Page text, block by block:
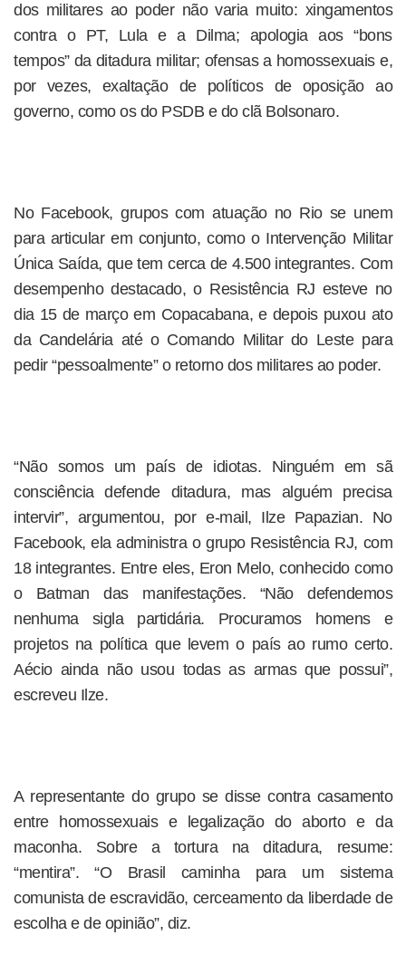
dos militares ao poder não varia muito: xingamentos
contra o PT, Lula e a Dilma; apologia aos “bons
tempos” da ditadura militar; ofensas a homossexuais e,
por vezes, exaltação de políticos de oposição ao
governo, como os do PSDB e do clã Bolsonaro.
No Facebook, grupos com atuação no Rio se unem
para articular em conjunto, como o Intervenção Militar
Única Saída, que tem cerca de 4.500 integrantes. Com
desempenho destacado, o Resistência RJ esteve no
dia 15 de março em Copacabana, e depois puxou ato
da Candelária até o Comando Militar do Leste para
pedir “pessoalmente” o retorno dos militares ao poder.
“Não somos um país de idiotas. Ninguém em sã
consciência defende ditadura, mas alguém precisa
intervir”, argumentou, por e-mail, Ilze Papazian. No
Facebook, ela administra o grupo Resistência RJ, com
18 integrantes. Entre eles, Eron Melo, conhecido como
o Batman das manifestações. “Não defendemos
nenhuma sigla partidária. Procuramos homens e
projetos na política que levem o país ao rumo certo.
Aécio ainda não usou todas as armas que possui”,
escreveu Ilze.
A representante do grupo se disse contra casamento
entre homossexuais e legalização do aborto e da
maconha. Sobre a tortura na ditadura, resume:
“mentira”. “O Brasil caminha para um sistema
comunista de escravidão, cerceamento da liberdade de
escolha e de opinião”, diz.